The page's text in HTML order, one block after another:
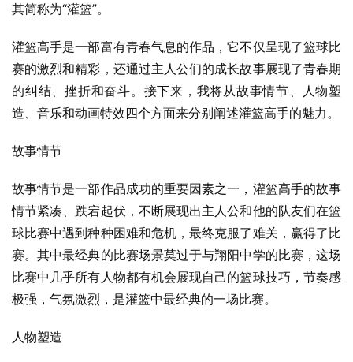
其简称为“灌篮”。
灌篮高手是一部富有青春气息的作品，它不仅呈现了篮球比
赛的激烈和精彩，还通过主人公们的成长故事展现了青春期
的纠结、挫折和奋斗。接下来，我将从故事情节、人物塑
造、音乐和动画特效四个方面来分别阐述灌篮高手的魅力。
故事情节
故事情节是一部作品成功的重要因素之一，灌篮高手的故事
情节紧凑、跌宕起伏，不断展现出主人公和他的队友们在篮
球比赛中遇到种种困难和危机，最终克服了难关，赢得了比
赛。其中最经典的比赛场景莫过于与翔阳中学的比赛，这场
比赛中几乎所有人物都有机会展现自己的篮球技巧，节奏感
极强，气氛激烈，是灌篮中最经典的一场比赛。
人物塑造